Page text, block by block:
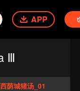
APP
Ⅲ
荫城猪汤_01